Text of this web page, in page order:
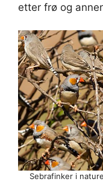
etter frø og
Sebrafinker i